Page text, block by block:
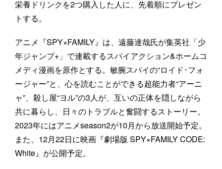
栄養ドリンクを2つ購入した人に、先着順にプレゼン
トする。
アニメ『SPY×FAMILY』は、遠藤達哉氏が集英社「少
年ジャンプ+」で連載するスパイアクション&ホームコ
メディ漫画を原作とする。敏腕スパイの“ロイド･フォ
ージャー”と、心を読むことができる超能力者“アーニ
ャ”、殺し屋“ヨル”の3人が、互いの正体を隠しながら
共に暮らし、日々のトラブルと奮闘するストーリー。
2023年にはアニメseason2が10月から放送開始予定。
また、12月22日に映画『劇場版 SPY×FAMILY CODE:
White』が公開予定。